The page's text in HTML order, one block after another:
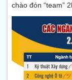
chào đón “team”